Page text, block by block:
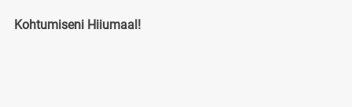
Kohtumiseni Hiiumaal!